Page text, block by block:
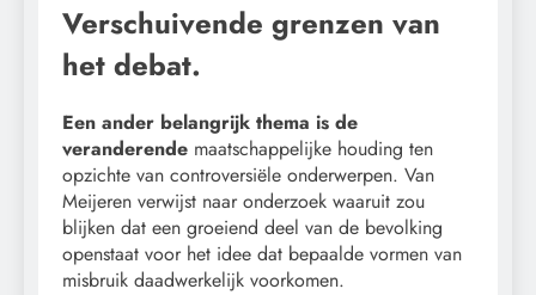
Verschuivende grenzen van
het debat.
Een ander belangrijk thema is de
veranderende maatschappelijke houding ten
opzichte van controversiële onderwerpen. Van
Meijeren verwijst naar onderzoek waaruit zou
blijken dat een groeiend deel van de bevolking
openstaat voor het idee dat bepaalde vormen van
misbruik daadwerkelijk voorkomen.